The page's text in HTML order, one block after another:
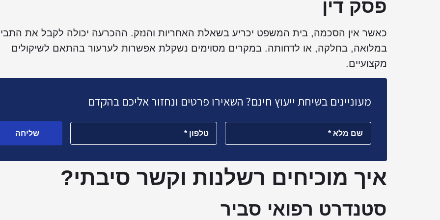
פסק דין
כאשר אין הסכמה, בית המשפט יכריע בשאלת האחריות והנזק. ההכרעה יכולה לקבל את
במלואה, בחלקה, או לדחותה. במקרים מסוימים נשקלת אפשרות לערעור בהתאם לשיקולים
מקצועיים.
מעוניינים בשיחת ייעוץ חינם? השאירו פרטים ונחזור אליכם בהקדם
שליחה
איך מוכיחים רשלנות וקשר סיבתי?
סטנדרט רפואי סביר